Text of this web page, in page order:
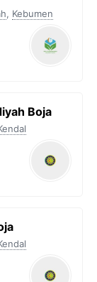
, Kebumen
Boja